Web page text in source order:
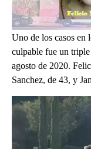
Uno de los casos en
culpable fue un
agosto de 2020.
Sanchez, de 43, y